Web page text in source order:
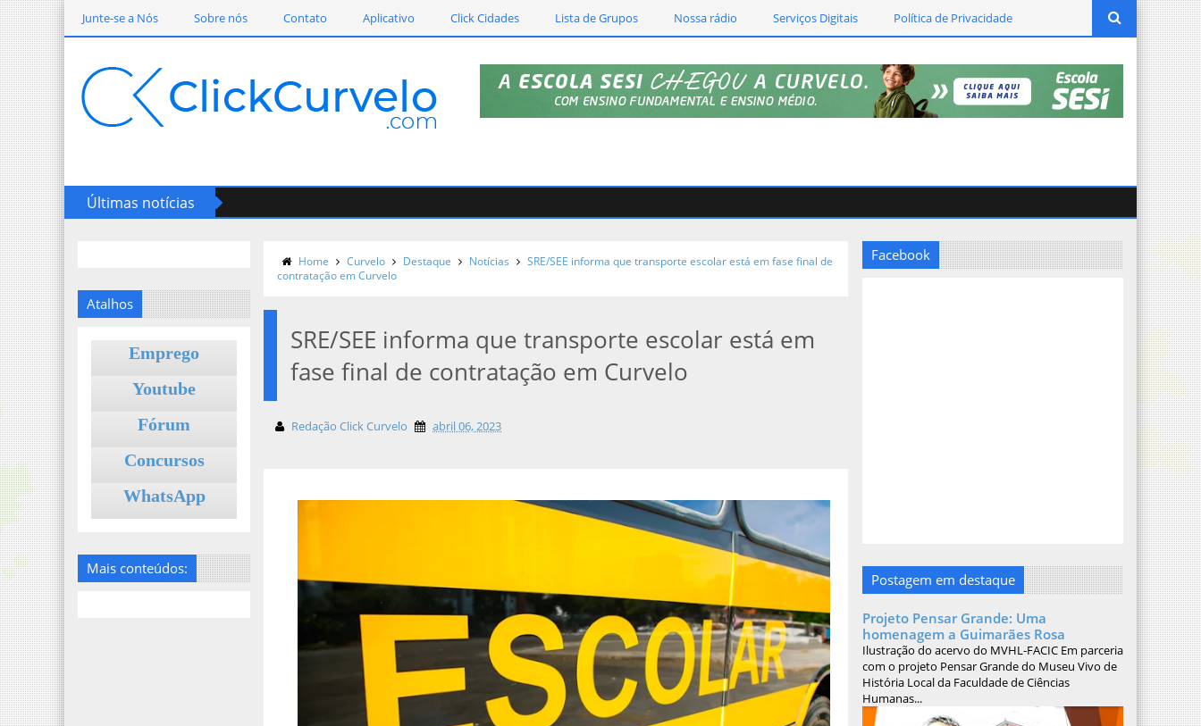
Junte-se a Nós Sobre nós Contato Aplicativo Click Cidades Lista de Grupos Nossa rádio Serviços Digitais Política de Privacidade
Últimas notícias
Atalhos
Emprego
Youtube
Fórum
Concursos
WhatsApp
Mais conteúdos:
Home Curvelo Destaque Notícias
SRE/SEE informa que transporte escolar está em fase final de
contratação em Curvelo
SRE/SEE informa que transporte escolar está em
fase final de contratação em Curvelo
Redação Click Curvelo abril 06, 2023
Facebook
Postagem em destaque
Projeto Pensar Grande: Uma
homenagem a Guimarães Rosa
Ilustração do acervo do MVHL-FACIC Em parceria
com o projeto Pensar Grande do Museu Vivo de
História Local da Faculdade de Ciências
Humanas...